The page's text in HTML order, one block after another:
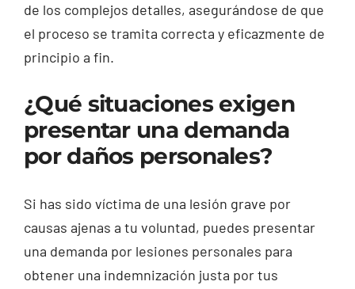
de los complejos detalles, asegurándose de que
el proceso se tramita correcta y eficazmente de
principio a fin.
¿Qué situaciones exigen
presentar una demanda
por daños personales?
Si has sido víctima de una lesión grave por
causas ajenas a tu voluntad, puedes presentar
una demanda por lesiones personales para
obtener una indemnización justa por tus